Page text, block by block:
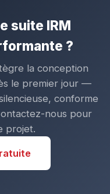
suite IRM
?
la conception
le premier jour —
conforme
nous pour
projet.